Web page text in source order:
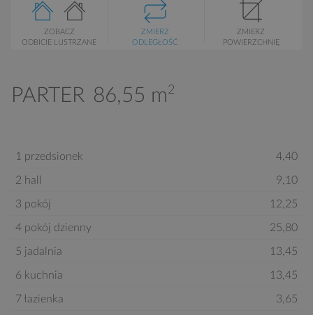
ZOBACZ
ODBICIE LUSTRZANE
ZMIERZ
ODLEGŁOŚĆ
ZMIERZ
POWIERZCHNIĘ
PARTER 86,55 m2
1 przedsionek 4,40
2 hall 9,10
3 pokój 12,25
4 pokój dzienny 25,80
5 jadalnia 13,45
6 kuchnia 13,45
7 łazienka 3,65